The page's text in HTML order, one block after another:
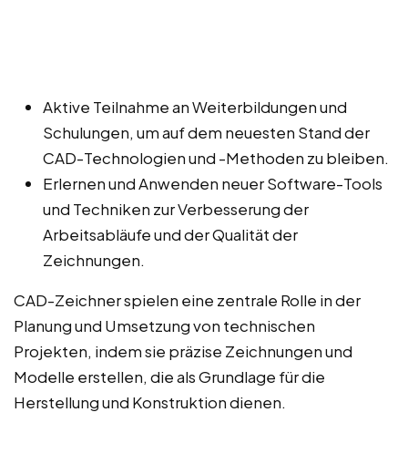
Aktive Teilnahme an Weiterbildungen und
Schulungen, um auf dem neuesten Stand der
CAD-Technologien und -Methoden zu bleiben.
Erlernen und Anwenden neuer Software-Tools
und Techniken zur Verbesserung der
Arbeitsabläufe und der Qualität der
Zeichnungen.
CAD-Zeichner spielen eine zentrale Rolle in der
Planung und Umsetzung von technischen
Projekten, indem sie präzise Zeichnungen und
Modelle erstellen, die als Grundlage für die
Herstellung und Konstruktion dienen.